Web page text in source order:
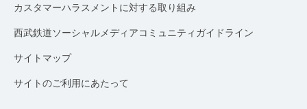
カスタマーハラスメントに対する取り組み
西武鉄道ソーシャルメディアコミュニティガイドライン
サイトマップ
サイトのご利用にあたって